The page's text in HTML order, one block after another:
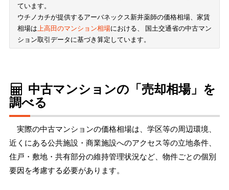
ています。
ウチノカチが提供するアーバネックス新井薬師の価格相場、家賃
相場は上高田のマンション相場における、 国土交通省の中古マン
ション取引データに基づき算定しています。
中古マンションの「売却相場」を
調べる
実際の中古マンションの価格相場は、学区等の周辺環境、
近くにある公共施設・商業施設へのアクセス等の立地条件、
住戸・敷地・共有部分の維持管理状況など、物件ごとの個別
要因を考慮する必要があります。